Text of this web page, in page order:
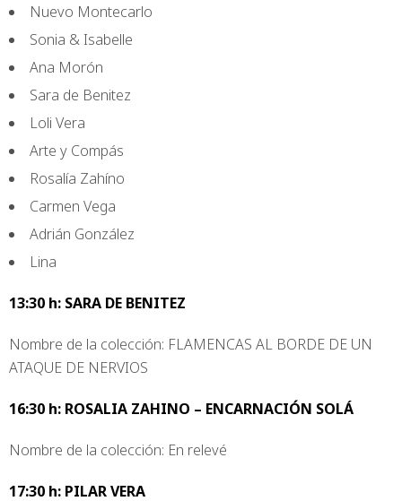
Nuevo Montecarlo
Sonia & Isabelle
Ana Morón
Sara de Benitez
Loli Vera
Arte y Compás
Rosalía Zahíno
Carmen Vega
Adrián González
Lina
13:30 h: SARA DE BENITEZ
Nombre de la colección: FLAMENCAS AL BORDE DE UN
ATAQUE DE NERVIOS
16:30 h: ROSALIA ZAHINO – ENCARNACIÓN SOLÁ
Nombre de la colección: En relevé
17:30 h: PILAR VERA